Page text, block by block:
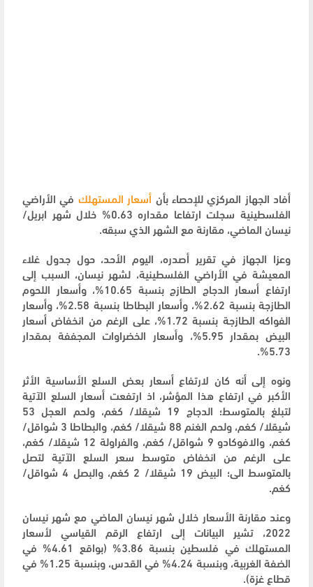
أفاد الجهاز المركزي للإحصاء بأن أسعار المستهلك في الأراضي
الفلسطينية سجلت ارتفاعا مقداره 0.63% خلال شهر ابريل/
نيسان الماضي، مقارنة مع الشهر الذي سبقه.
وعزا الجهاز في تقرير أصدره، اليوم الأحد، حول جدول غلاء
المعيشة في الأراضي الفلسطينية، لشهر نيسان، السبب إلى
ارتفاع أسعار الدجاج الطازج بنسبة 10.65%، وأسعار اللحوم
الطازجة بنسبة 2.62%، وأسعار البطاطا بنسبة 2.58%، وأسعار
الفواكه الطازجة بنسبة 1.72%، على الرغم من انخفاض أسعار
البيض بمقدار 5.95%، وأسعار الخضراوات المجففة بمقدار
5.73%.
ونوه إلى أنه كان لارتفاع أسعار بعض السلع الأساسية الأثر
الأكبر في ارتفاع هذا المؤشر، اذ ارتفعت أسعار السلع الآتية
لتبلغ بالمتوسط؛ الدجاج 19 شيقلا/ كغم، ولحم العجل 53
شيقلا/ كغم، ولحم الغنم 88 شيقلا/ كغم، والبطاطا 3 شواقل/
كغم، والافوكادو 9 شواقل/ كغم، والفراولة 12 شيقلا/ كغم،
على الرغم من انخفاض متوسط سعر السلع الآتية لتصل
بالمتوسط الى؛ البيض 19 شيقلا/ 2 كغم، والبصل 4 شواقل/
كغم.
وعند مقارنة الأسعار خلال شهر نيسان الماضي مع شهر نيسان
2022، تشير البيانات إلى ارتفاع الرقم القياسي لأسعار
المستهلك في فلسطين بنسبة 3.86% (بواقع 4.61% في
الضفة الغربية، وبنسبة 4.24% في القدس، وبنسبة 1.25% في
قطاع غزة).